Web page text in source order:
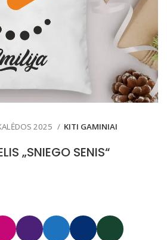
2025 KITI GAMINIAI
„SNIEGO SENIS“